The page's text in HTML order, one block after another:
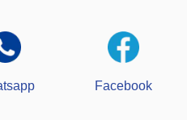
Facebook